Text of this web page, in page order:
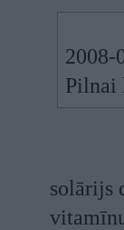
2008-
Pilnai
solārijs